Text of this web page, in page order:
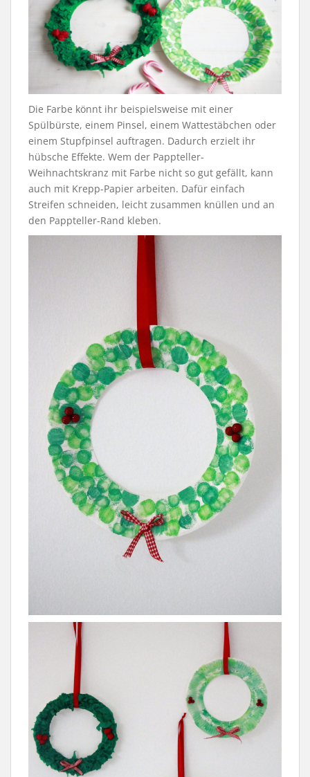
Die Farbe könnt ihr beispielsweise mit einer
Spülbürste, einem Pinsel, einem Wattestäbchen oder
einem Stupfpinsel auftragen. Dadurch erzielt ihr
hübsche Effekte. Wem der Pappteller-
Weihnachtskranz mit Farbe nicht so gut gefällt, kann
auch mit Krepp-Papier arbeiten. Dafür einfach
Streifen schneiden, leicht zusammen knüllen und an
den Pappteller-Rand kleben.